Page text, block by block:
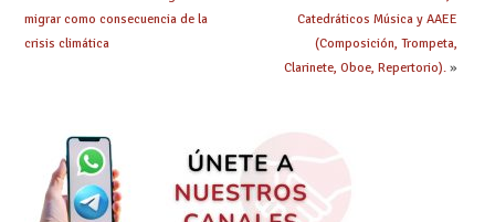
migrar como consecuencia de la
crisis climática
Catedráticos Música y AAEE
(Composición, Trompeta,
Clarinete, Oboe, Repertorio).»